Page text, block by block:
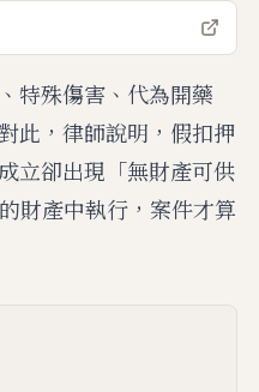
特殊傷害、代為開藥
此，律師說明，假扣押
立卻出現「無財產可供
財產中執行，案件才算